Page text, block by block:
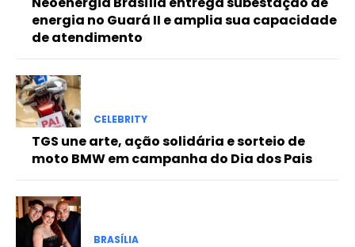
Pro
Full member access:
Etiam est nibh, lobortis sit
Ut mollis pellentesque tortor
Nullam eu erat condimentum
Donec quis est ac felis
energia no Guará II e amplia sua capacidade
de atendimento
CELEBRITY
TGS une arte, ação solidária e sorteio de
moto BMW em campanha do Dia dos Pais
BRASÍLIA